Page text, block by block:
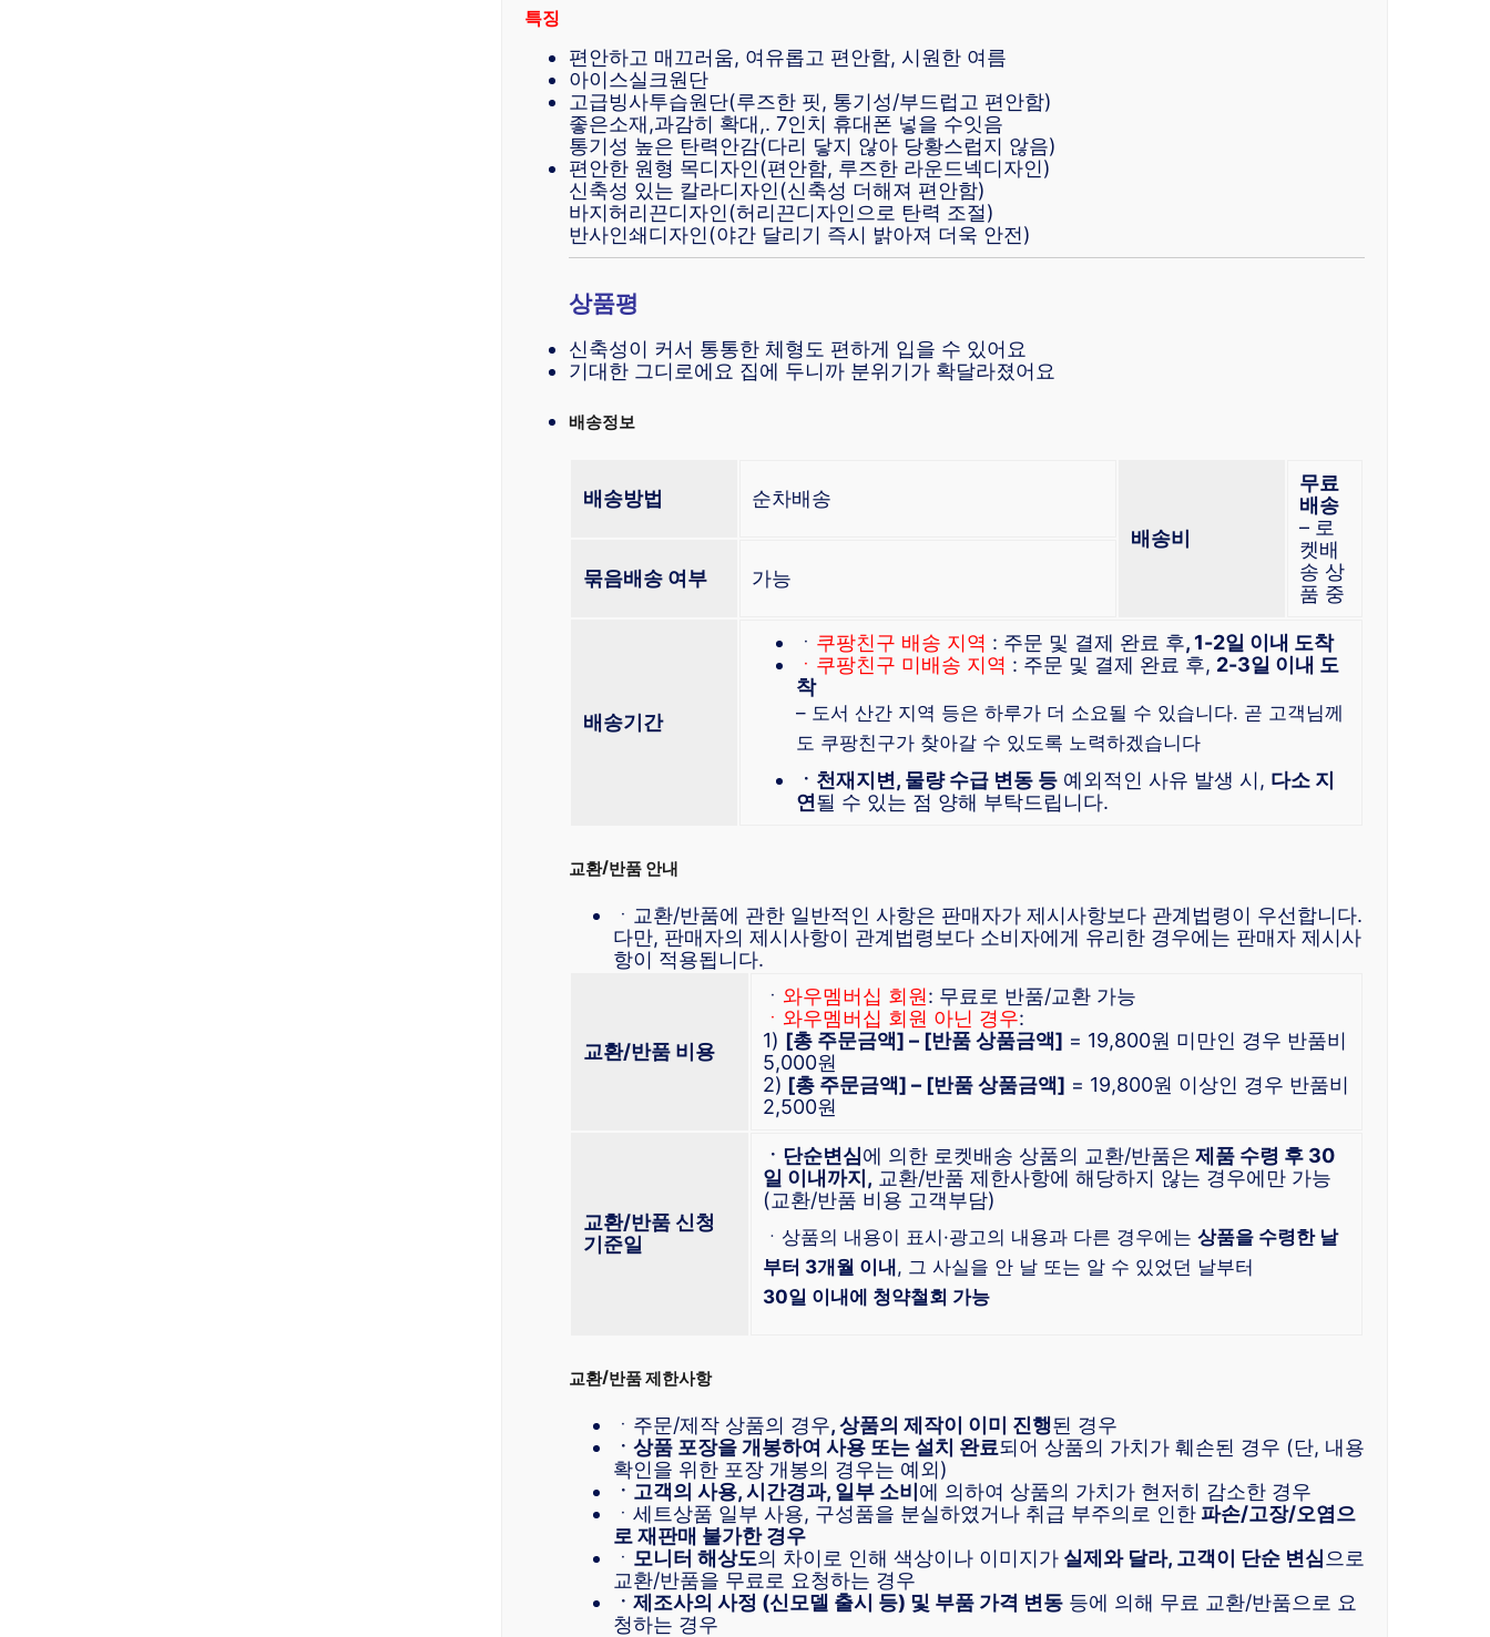
특징
편안하고 매끄러움, 여유롭고 편안함, 시원한 여름
아이스실크원단
고급빙사투습원단(루즈한 핏, 통기성/부드럽고 편안함)
좋은소재,과감히 확대,. 7인치 휴대폰 넣을 수잇음
통기성 높은 탄력안감(다리 닿지 않아 당황스럽지 않음)
편안한 원형 목디자인(편안함, 루즈한 라운드넥디자인)
신축성 있는 칼라디자인(신축성 더해져 편안함)
바지허리끈디자인(허리끈디자인으로 탄력 조절)
반사인쇄디자인(야간 달리기 즉시 밝아져 더욱 안전)
상품평
신축성이 커서 통통한 체형도 편하게 입을 수 있어요
기대한 그디로에요 집에 두니까 분위기가 확달라졌어요
배송정보
배송방법
순차배송
배송비
무료
배송
– 로
켓배
송 상
품 중
묶음배송 여부 가능
배송기간
ㆍ 쿠팡친구 배송 지역 : 주문 및 결제 완료 후, 1-2일 이내 도착
ㆍ쿠팡친구 미배송 지역 : 주문 및 결제 완료 후, 2-3일 이내 도
착
– 도서 산간 지역 등은 하루가 더 소요될 수 있습니다. 곧 고객님께
도 쿠팡친구가 찾아갈 수 있도록 노력하겠습니다
ㆍ천재지변, 물량 수급 변동 등 예외적인 사유 발생 시, 다소 지
연될 수 있는 점 양해 부탁드립니다.
교환/반품 안내
ㆍ교환/반품에 관한 일반적인 사항은 판매자가 제시사항보다 관계법령이 우선합니다.
다만, 판매자의 제시사항이 관계법령보다 소비자에게 유리한 경우에는 판매자 제시사
항이 적용됩니다.
교환/반품 비용
ㆍ 와우멤버십 회원: 무료로 반품/교환 가능
ㆍ와우멤버십 회원 아닌 경우:
1) [총 주문금액] – [반품 상품금액] = 19,800원 미만인 경우 반품비
5,000원
2) [총 주문금액] – [반품 상품금액] = 19,800원 이상인 경우 반품비
2,500원
교환/반품 신청
기준일
ㆍ단순변심에 의한 로켓배송 상품의 교환/반품은 제품 수령 후 30
일 이내까지, 교환/반품 제한사항에 해당하지 않는 경우에만 가능
(교환/반품 비용 고객부담)
ㆍ상품의 내용이 표시·광고의 내용과 다른 경우에는 상품을 수령한 날
부터 3개월 이내, 그 사실을 안 날 또는 알 수 있었던 날부터
30일 이내에 청약철회 가능
교환/반품 제한사항
ㆍ주문/제작 상품의 경우, 상품의 제작이 이미 진행된 경우
ㆍ상품 포장을 개봉하여 사용 또는 설치 완료되어 상품의 가치가 훼손된 경우 (단, 내용
확인을 위한 포장 개봉의 경우는 예외)
ㆍ고객의 사용, 시간경과, 일부 소비에 의하여 상품의 가치가 현저히 감소한 경우
ㆍ세트상품 일부 사용, 구성품을 분실하였거나 취급 부주의로 인한 파손/고장/오염으
로 재판매 불가한 경우
ㆍ 모니터 해상도의 차이로 인해 색상이나 이미지가 실제와 달라, 고객이 단순 변심 으로
교환/반품을 무료로 요청하는 경우
ㆍ제조사의 사정 (신모델 출시 등) 및 부품 가격 변동 등에 의해 무료 교환/반품으로 요
청하는 경우